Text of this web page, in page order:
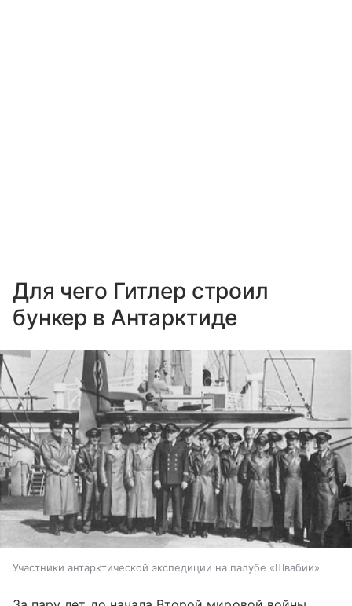
Для чего Гитлер строил
бункер в Антарктиде
Участники антарктической экспедиции на палубе «Швабии»